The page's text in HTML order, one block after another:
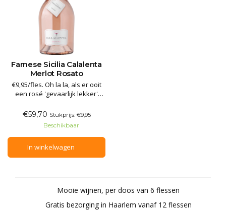
Farnese Sicilia Calalenta
Merlot Rosato
€9,95/fles. Oh la la, als er ooit
een rosé 'gevaarlijk lekker'
Rosé is het Italiaanse
alternatief voor een ‘Provence
style rosé’. De kleur is zeer licht
roze, frisse aroma’s in de neus
van aardbei, vers gesneden
watermelo
€59,70 Stukprijs: €9,95
Beschikbaar
In winkelwagen
Mooie wijnen, per doos van 6 flessen
Gratis bezorging in Haarlem vanaf 12 flessen